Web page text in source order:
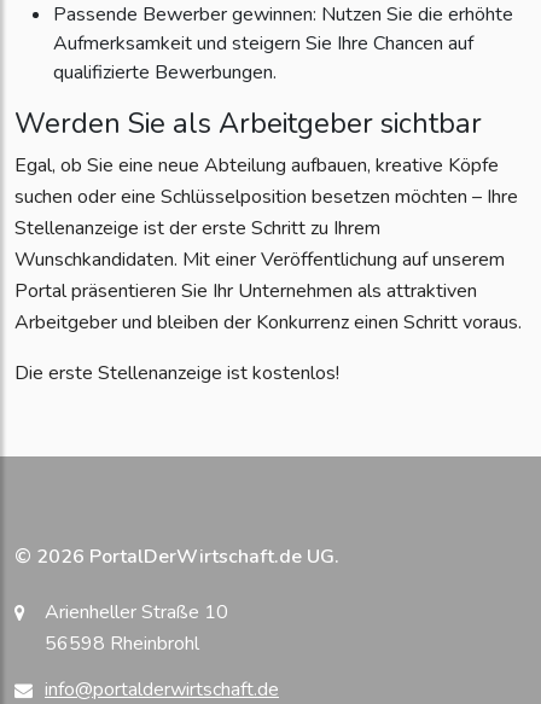
Passende Bewerber gewinnen: Nutzen Sie die erhöhte
Aufmerksamkeit und steigern Sie Ihre Chancen auf
qualifizierte Bewerbungen.
Werden Sie als Arbeitgeber sichtbar
Egal, ob Sie eine neue Abteilung aufbauen, kreative Köpfe
suchen oder eine Schlüsselposition besetzen möchten – Ihre
Stellenanzeige ist der erste Schritt zu Ihrem
Wunschkandidaten. Mit einer Veröffentlichung auf unserem
Portal präsentieren Sie Ihr Unternehmen als attraktiven
Arbeitgeber und bleiben der Konkurrenz einen Schritt voraus.
Die erste Stellenanzeige ist kostenlos!
© 2026 PortalDerWirtschaft.de UG.
Arienheller Straße 10
56598 Rheinbrohl
info@portalderwirtschaft.de